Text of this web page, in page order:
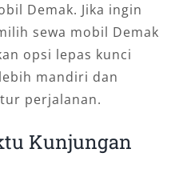
Demak. Jika ingin
sewa mobil Demak
opsi lepas kunci
mandiri dan
perjalanan.
Kunjungan